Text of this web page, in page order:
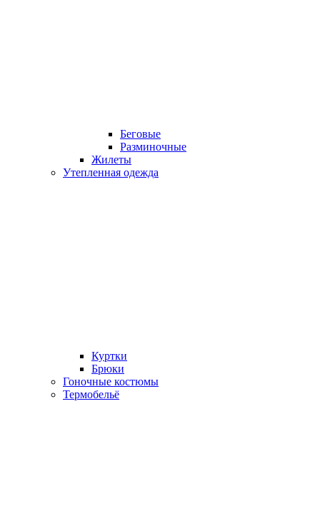
Беговые
Разминочные
Жилеты
Утепленная одежда
Куртки
Брюки
Гоночные костюмы
Термобельё